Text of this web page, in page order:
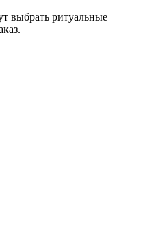
выбрать ритуальные